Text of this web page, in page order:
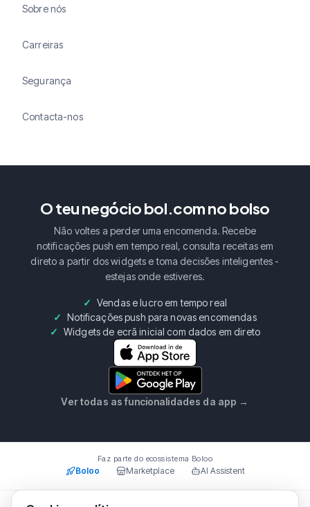
Sobre nós
Carreiras
Segurança
Contacta-nos
O teu negócio bol.com no bolso
Não voltes a perder uma encomenda. Recebe
notificações push em tempo real, consulta receitas em
direto a partir dos widgets e toma decisões inteligentes -
estejas onde estiveres.
Vendas e lucro em tempo real
Notificações push para novas encomendas
Widgets de ecrã inicial com dados em direto
Ver todas as funcionalidades da app →
Faz parte do ecossistema Boloo
Boloo Marketplace AI Assistent